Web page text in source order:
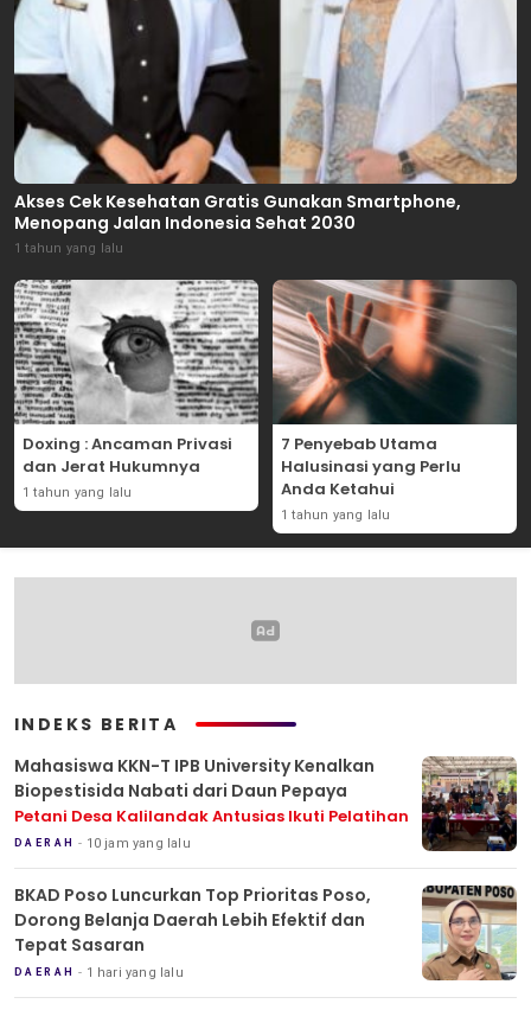
Akses Cek Kesehatan Gratis Gunakan Smartphone,
Menopang Jalan Indonesia Sehat 2030
1 tahun yang lalu
Doxing : Ancaman Privasi
dan Jerat Hukumnya
1 tahun yang lalu
7 Penyebab Utama
Halusinasi yang Perlu
Anda Ketahui
1 tahun yang lalu
INDEKS BERITA
Mahasiswa KKN-T IPB University Kenalkan
Biopestisida Nabati dari Daun Pepaya
Petani Desa Kalilandak Antusias Ikuti Pelatihan
DAERAH 10 jam yang lalu
BKAD Poso Luncurkan Top Prioritas Poso,
Dorong Belanja Daerah Lebih Efektif dan
Tepat Sasaran
DAERAH 1 hari yang lalu